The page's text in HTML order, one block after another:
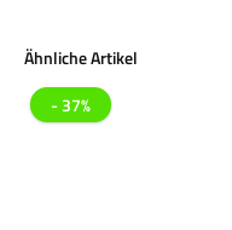
Produktgalerie überspringen
Ähnliche Artikel
- 37%